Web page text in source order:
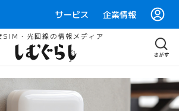
サービス 企業情報
SIM・光回線の情報メディア